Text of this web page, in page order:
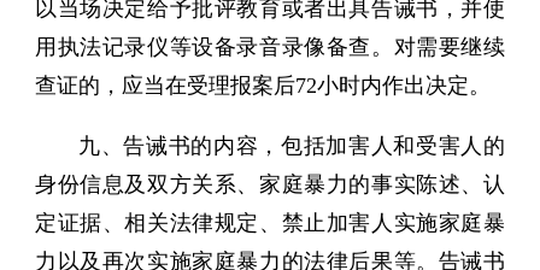
以当场决定给予批评教育或者出具告诫书，并使
用执法记录仪等设备录音录像备查。对需要继续
查证的，应当在受理报案后72小时内作出决定。
九、告诫书的内容，包括加害人和受害人的
身份信息及双方关系、家庭暴力的事实陈述、认
定证据、相关法律规定、禁止加害人实施家庭暴
力以及再次实施家庭暴力的法律后果等。告诫书